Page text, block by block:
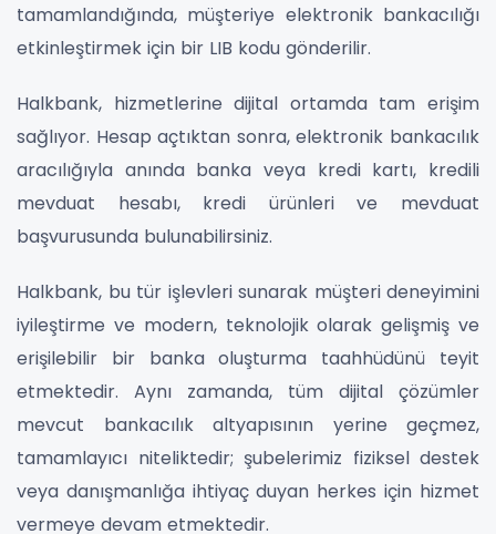
tamamlandığında, müşteriye elektronik bankacılığı
etkinleştirmek için bir LIB kodu gönderilir.
Halkbank, hizmetlerine dijital ortamda tam erişim
sağlıyor. Hesap açtıktan sonra, elektronik bankacılık
aracılığıyla anında banka veya kredi kartı, kredili
mevduat hesabı, kredi ürünleri ve mevduat
başvurusunda bulunabilirsiniz.
Halkbank, bu tür işlevleri sunarak müşteri deneyimini
iyileştirme ve modern, teknolojik olarak gelişmiş ve
erişilebilir bir banka oluşturma taahhüdünü teyit
etmektedir. Aynı zamanda, tüm dijital çözümler
mevcut bankacılık altyapısının yerine geçmez,
tamamlayıcı niteliktedir; şubelerimiz fiziksel destek
veya danışmanlığa ihtiyaç duyan herkes için hizmet
vermeye devam etmektedir.